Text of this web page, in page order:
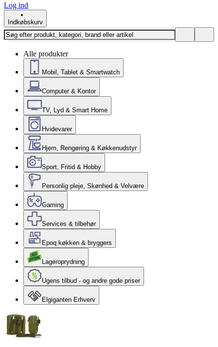
Log ind
Indkøbskurv
Alle produkter
Mobil, Tablet & Smartwatch
Computer & Kontor
TV, Lyd & Smart Home
Hvidevarer
Hjem, Rengøring & Køkkenudstyr
Sport, Fritid & Hobby
Personlig pleje, Skønhed & Velvære
Gaming
Services & tilbehør
Epoq køkken & bryggers
Lageroprydning
Ugens tilbud - og andre gode priser
Elgiganten Erhverv